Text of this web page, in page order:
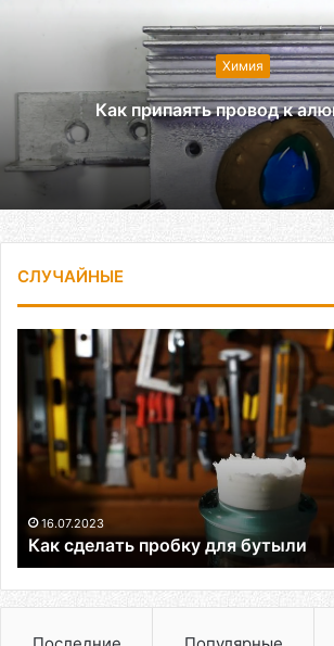
Химия
Как припаять провод к
СЛУЧАЙНЫЕ
Как
сделать
пробку
для
бутыли
16.07.2023
Как сделать пробку для бутыли